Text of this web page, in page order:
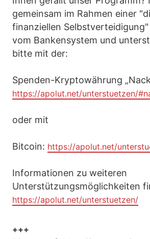
gemeinsam im Rahmen einer
finanziellen
vom Bankensystem und
bitte mit der:
Spenden-Kryptowährung
https://apolut.net/unterstuetzen/
oder mit
Bitcoin: https://apolut.net/
Informationen zu weiteren
Unterstützungsmöglichkeiten
https://apolut.net/unterstuetzen/
+++